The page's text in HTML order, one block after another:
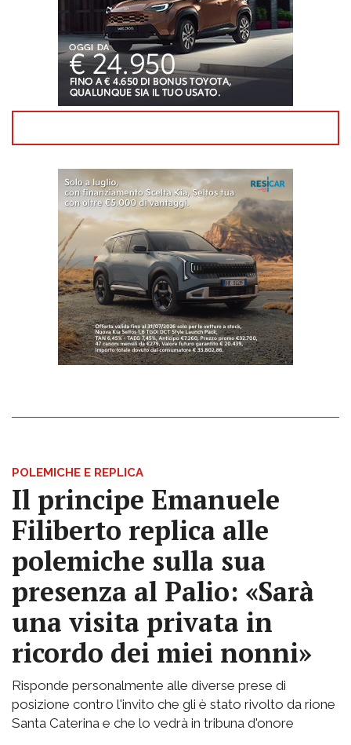
POLEMICHE E REPLICA
Il principe Emanuele
Filiberto replica alle
polemiche sulla sua
presenza al Palio: «Sarà
una visita privata in
ricordo dei miei nonni»
Risponde personalmente alle diverse prese di
posizione contro l'invito che gli è stato rivolto da rione
Santa Caterina e che lo vedrà in tribuna d'onore